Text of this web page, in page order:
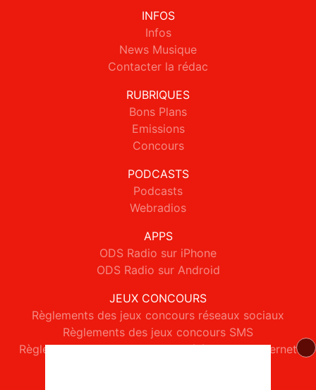
INFOS
Infos
News Musique
Contacter la rédac
RUBRIQUES
Bons Plans
Emissions
Concours
PODCASTS
Podcasts
Webradios
APPS
ODS Radio sur iPhone
ODS Radio sur Android
JEUX CONCOURS
Règlements des jeux concours réseaux sociaux
Règlements des jeux concours SMS
Règlements des jeux concours téléphone et internet